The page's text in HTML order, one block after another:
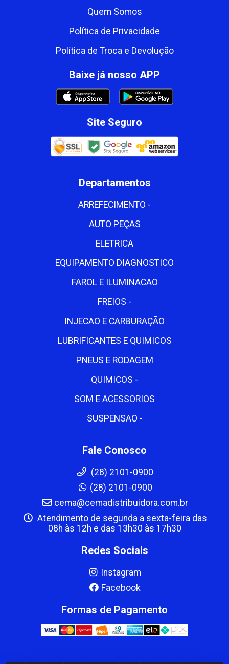
Quem Somos
Política de Privacidade
Política de Troca e Devolução
Baixe já nosso APP
Site Seguro
Departamentos
ARREFECIMENTO -
AUTO PEÇAS
ELETRICA
EQUIPAMENTO DIAGNOSTICO
FAROL E ILUMINACAO
FREIOS -
INJECAO E CARBURAÇÃO
LUBRIFICANTES E QUIMICOS
PNEUS E RODAGEM
QUIMICOS -
SOM E ACESSORIOS
SUSPENSAO -
Fale Conosco
(28) 2101-0900
(28) 2101-0900
cema@cemadistribuidora.com.br
Atendimento de segunda a sexta-feira das
08h às 12h e das 13h30 às 17h30
Redes Sociais
Instagram
Facebook
Formas de Pagamento